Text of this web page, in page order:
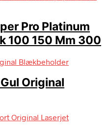
Pro Platinum
100 150 Mm 300
Original